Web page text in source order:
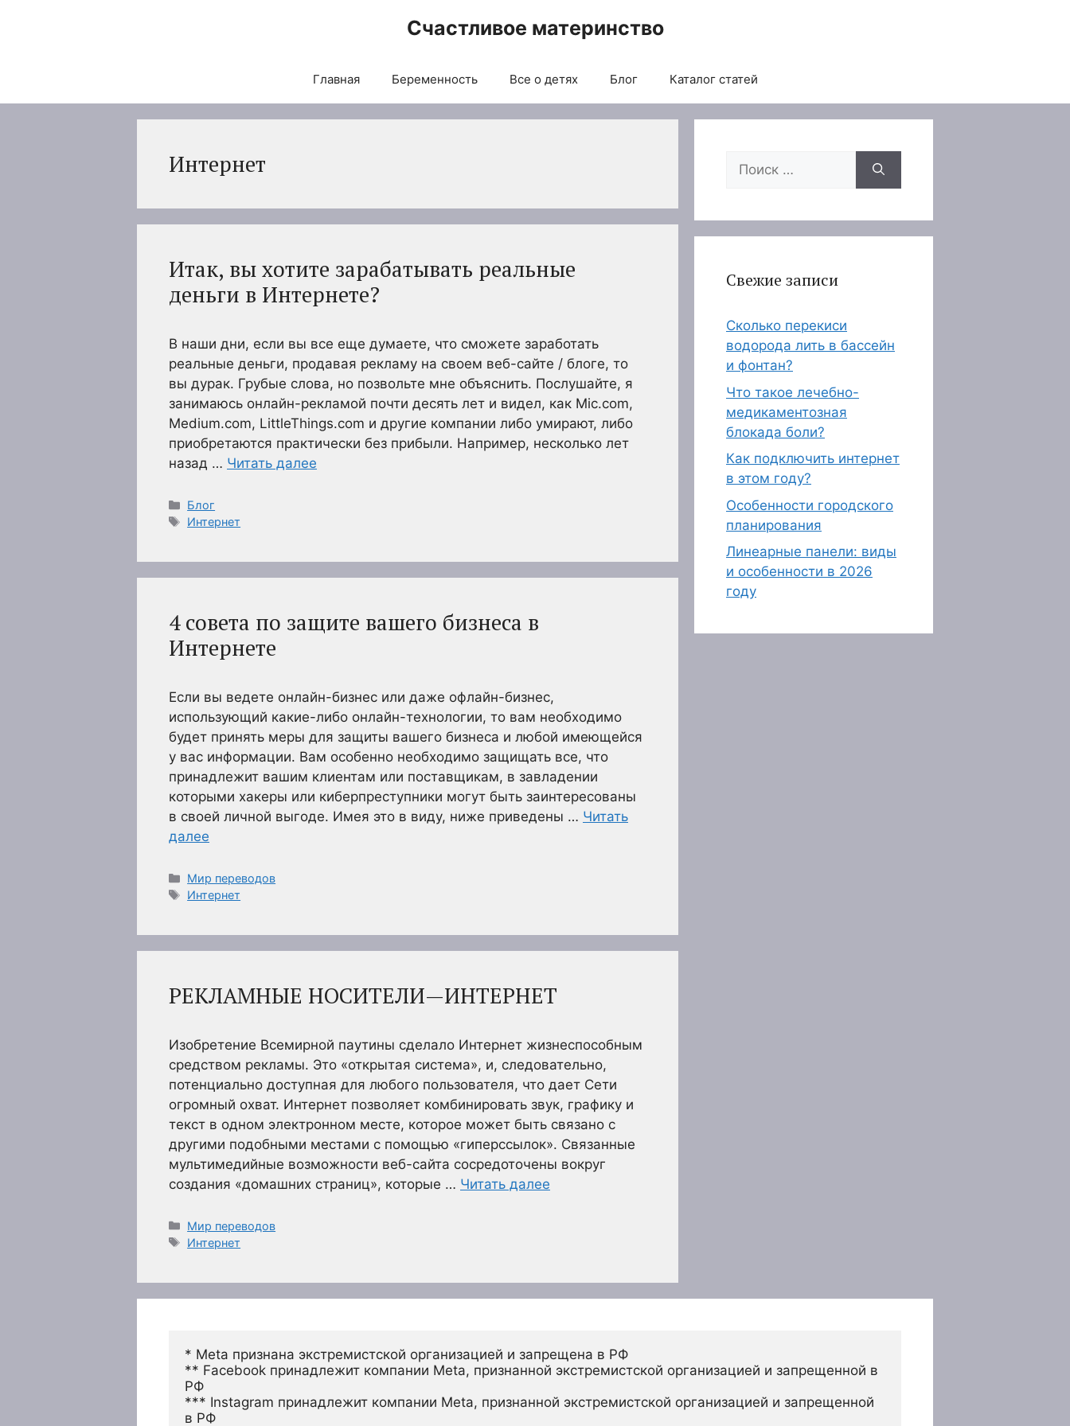
Счастливое материнство
Главная Беременность Все о детях Блог Каталог статей
Интернет
Итак, вы хотите зарабатывать реальные
деньги в Интернете?
В наши дни, если вы все еще думаете, что сможете заработать
реальные деньги, продавая рекламу на своем веб-сайте / блоге, то
вы дурак. Грубые слова, но позвольте мне объяснить. Послушайте, я
занимаюсь онлайн-рекламой почти десять лет и видел, как Mic.com,
Medium.com, LittleThings.com и другие компании либо умирают, либо
приобретаются практически без прибыли. Например, несколько лет
назад … Читать далее
Рубрики
Блог
Метки
Интернет
4 совета по защите вашего бизнеса в
Интернете
Если вы ведете онлайн-бизнес или даже офлайн-бизнес,
использующий какие-либо онлайн-технологии, то вам необходимо
будет принять меры для защиты вашего бизнеса и любой имеющейся
у вас информации. Вам особенно необходимо защищать все, что
принадлежит вашим клиентам или поставщикам, в завладении
которыми хакеры или киберпреступники могут быть заинтересованы
в своей личной выгоде. Имея это в виду, ниже приведены … Читать
далее
Рубрики
Мир переводов
Метки
Интернет
РЕКЛАМНЫЕ НОСИТЕЛИ—ИНТЕРНЕТ
Изобретение Всемирной паутины сделало Интернет жизнеспособным
средством рекламы. Это «открытая система», и, следовательно,
потенциально доступная для любого пользователя, что дает Сети
огромный охват. Интернет позволяет комбинировать звук, графику и
текст в одном электронном месте, которое может быть связано с
другими подобными местами с помощью «гиперссылок». Связанные
мультимедийные возможности веб-сайта сосредоточены вокруг
создания «домашних страниц», которые … Читать далее
Рубрики
Мир переводов
Метки
Интернет
Поиск:
Свежие записи
Сколько перекиси
водорода лить в бассейн
и фонтан?
Что такое лечебно-
медикаментозная
блокада боли?
Как подключить интернет
в этом году?
Особенности городского
планирования
Линеарные панели: виды
и особенности в 2026
году
* Meta признана экстремистской организацией и запрещена в РФ
** Facebook принадлежит компании Meta, признанной экстремистской организацией и запрещенной в
РФ
*** Instagram принадлежит компании Meta, признанной экстремистской организацией и запрещенной
в РФ